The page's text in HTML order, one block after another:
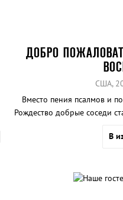
ДОБРО
США,
Вместо пения псалмов и
Рождество добрые соседи
В